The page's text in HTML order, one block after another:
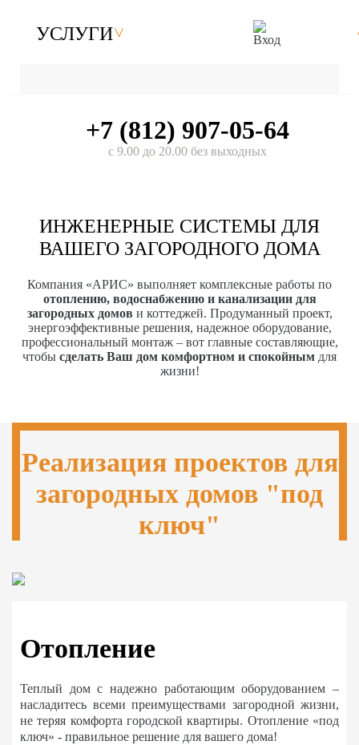
УСЛУГИ
+7 (812) 907-05-64
с 9.00 до 20.00 без выходных
ИНЖЕНЕРНЫЕ СИСТЕМЫ ДЛЯ
ВАШЕГО ЗАГОРОДНОГО ДОМА
Компания «АРИС» выполняет комплексные работы по
отоплению, водоснабжению и канализации для
загородных домов и коттеджей. Продуманный проект,
энергоэффективные решения, надежное оборудование,
профессиональный монтаж – вот главные составляющие,
чтобы сделать Ваш дом комфортном и спокойным для
жизни!
Реализация проектов для
загородных домов "под
ключ"
Отопление
Теплый дом с надежно работающим оборудованием –
насладитесь всеми преимуществами загородной жизни,
не теряя комфорта городской квартиры. Отопление «под
ключ» - правильное решение для вашего дома!